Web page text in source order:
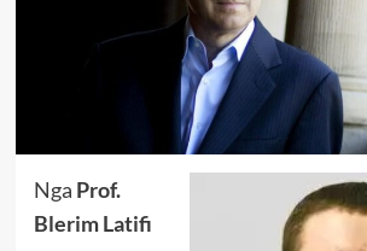
Nga Prof.
Blerim Latifi